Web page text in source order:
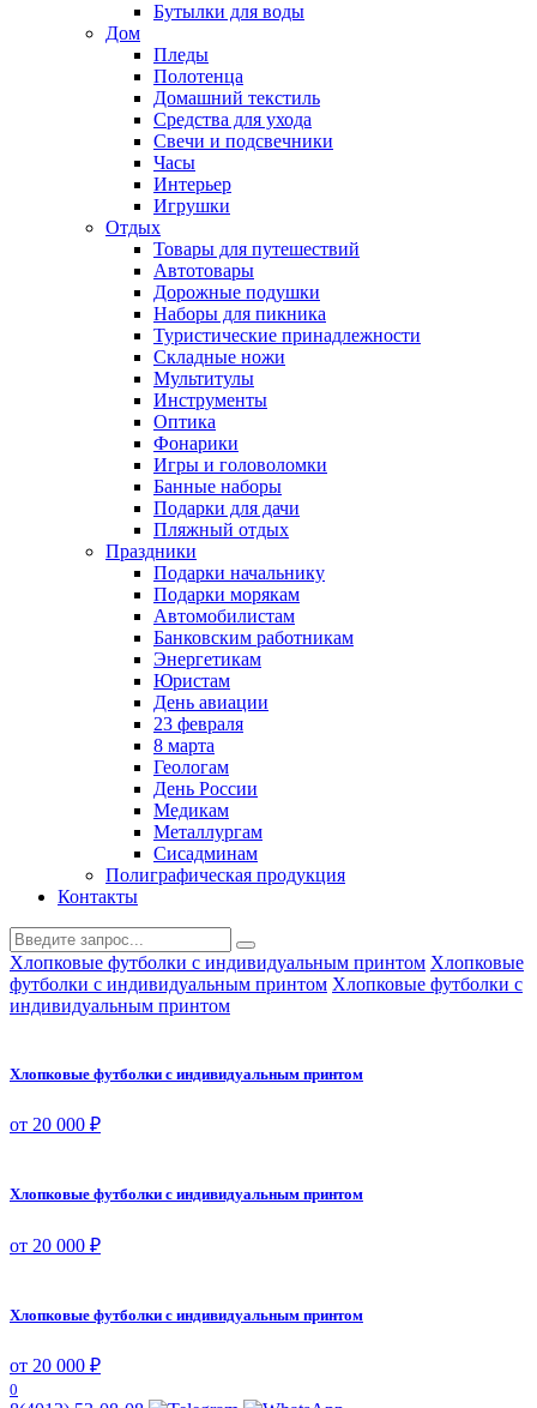
Бутылки для воды
Дом
Пледы
Полотенца
Домашний текстиль
Средства для ухода
Свечи и подсвечники
Часы
Интерьер
Игрушки
Отдых
Товары для путешествий
Автотовары
Дорожные подушки
Наборы для пикника
Туристические принадлежности
Складные ножи
Мультитулы
Инструменты
Оптика
Фонарики
Игры и головоломки
Банные наборы
Подарки для дачи
Пляжный отдых
Праздники
Подарки начальнику
Подарки морякам
Автомобилистам
Банковским работникам
Энергетикам
Юристам
День авиации
23 февраля
8 марта
Геологам
День России
Медикам
Металлургам
Сисадминам
Полиграфическая продукция
Контакты
Хлопковые футболки с индивидуальным принтом Хлопковые
футболки с индивидуальным принтом Хлопковые футболки с
индивидуальным принтом
Хлопковые футболки с индивидуальным принтом
от 20 000 ₽
Хлопковые футболки с индивидуальным принтом
от 20 000 ₽
Хлопковые футболки с индивидуальным принтом
от 20 000 ₽
0